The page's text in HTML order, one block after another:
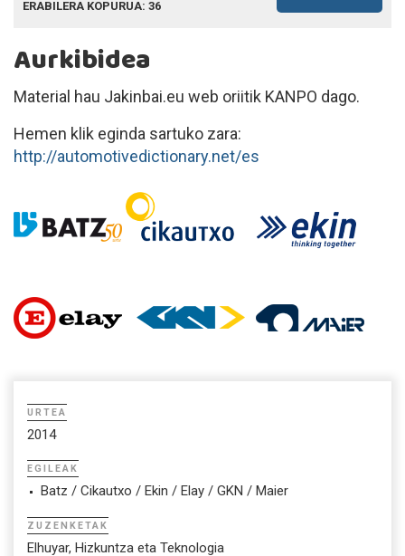
ERABILERA KOPURUA: 36
Aurkibidea
Material hau Jakinbai.eu web oriitik KANPO dago.
Hemen klik eginda sartuko zara:
http://automotivedictionary.net/es
URTEA
2014
EGILEAK
Batz / Cikautxo / Ekin / Elay / GKN / Maier
ZUZENKETAK
Elhuyar, Hizkuntza eta Teknologia